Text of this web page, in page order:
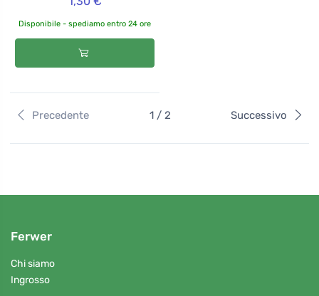
Disponibile - spediamo entro 24 ore
Precedente 1 / 2 Successivo
Ferwer
Chi siamo
Ingrosso